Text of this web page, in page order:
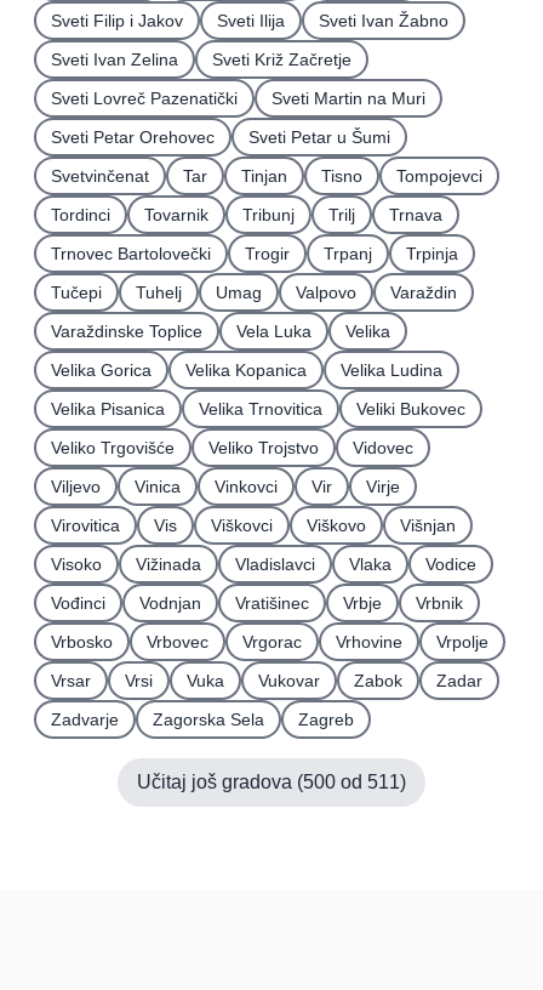
Sveti Filip i Jakov
Sveti Ilija
Sveti Ivan Žabno
Sveti Ivan Zelina
Sveti Križ Začretje
Sveti Lovreč Pazenatički
Sveti Martin na Muri
Sveti Petar Orehovec
Sveti Petar u Šumi
Svetvinčenat
Tar Tinjan Tisno
Tompojevci
Tordinci
Tovarnik Tribunj Trilj
Trnava
Trnovec Bartolovečki
Trogir Trpanj
Trpinja
Tučepi
Tuhelj Umag Valpovo
Varaždin
Varaždinske Toplice
Vela Luka
Velika
Velika Gorica
Velika Kopanica
Velika Ludina
Velika Pisanica
Velika Trnovitica
Veliki Bukovec
Veliko Trgovišće
Veliko Trojstvo
Vidovec
Viljevo
Vinica Vinkovci Vir
Virje
Virovitica
Vis Viškovci Viškovo
Višnjan
Visoko
Vižinada Vladislavci Vlaka
Vodice
Vođinci
Vodnjan Vratišinec Vrbje
Vrbnik
Vrbosko
Vrbovec Vrgorac Vrhovine
Vrpolje
Vrsar
Vrsi Vuka Vukovar Zabok
Zadar
Zadvarje
Zagorska Sela Zagreb
Učitaj još gradova (500 od 511)